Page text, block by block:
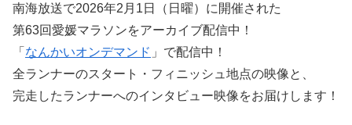
南海放送で2026年2月1日（日曜）に開催された
第63回愛媛マラソンをアーカイブ配信中！
「 なんかいオンデマンド 」で配信中！
全ランナーのスタート・フィニッシュ地点の映像と、
完走したランナーへのインタビュー映像をお届けします！